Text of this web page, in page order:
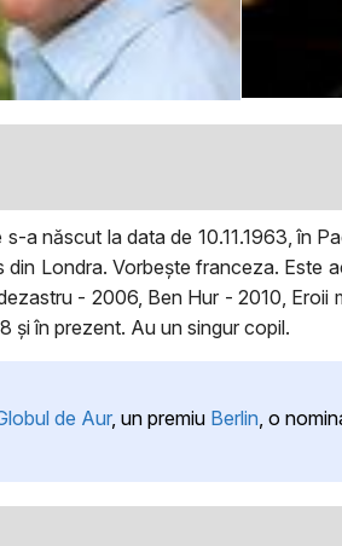
s-a născut la data de 10.11.1963, în
din Londra. Vorbește franceza.
- 2006, Ben Hur - 2010,
și în prezent. Au un singur copil.
de Aur, un premiu Berlin , o